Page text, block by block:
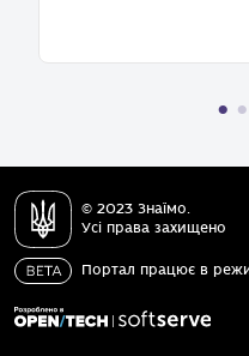
© 2023 Знаїмо.
Усі права захищено
Портал працює в